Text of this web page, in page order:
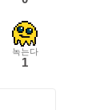
녹는다
1